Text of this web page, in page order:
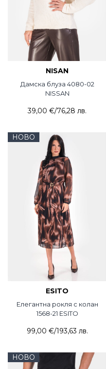
NISAN
Дамска блуза 4080-02
NISSAN
39,00 €/76,28 лв.
НОВО
ESITO
Елегантна рокля с колан
1568-21 ESITO
99,00 €/193,63 лв.
НОВО